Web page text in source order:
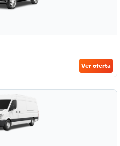
Ver oferta